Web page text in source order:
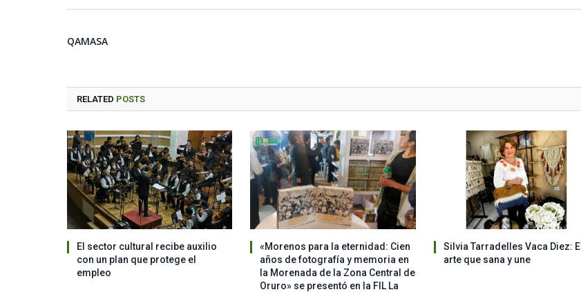
QAMASA
RELATED POSTS
El sector cultural recibe auxilio
con un plan que protege el
empleo
«Morenos para la eternidad: Cien
años de fotografía y memoria en
la Morenada de la Zona Central de
Oruro» se presentó en la FIL La
Silvia Tarradelles Vaca Diez: El
arte que sana y une